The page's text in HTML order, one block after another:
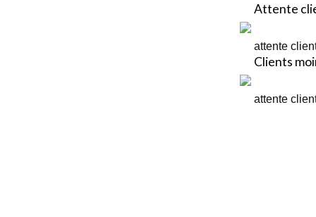
Attente
attente
Clients
attente